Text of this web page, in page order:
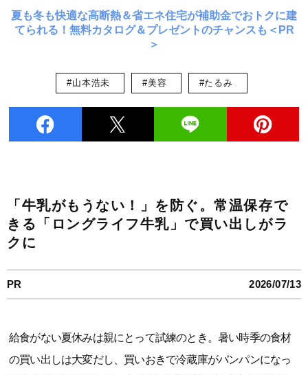
夏も冬も快適な高断熱＆省エネ住宅が補助金でおトクに建
てられる！無料カタログ＆プレゼントのチャンスも＜PR
＞
#山本浩未 #美容 #たるみ
「牛乳がもうない！」を防ぐ。常温保存で
きる「ロングライフ牛乳」で買い出しがラ
クに
PR 2026/07/13
給食がない夏休みは親にとって試練のとき。暑い時季の食材
の買い出しは大変だし、買いおきで冷蔵庫がパンパンになっ